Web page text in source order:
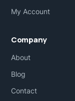
My Account
Company
About
Blog
Contact